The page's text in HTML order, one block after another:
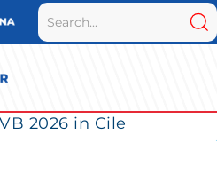
2026 in Cile